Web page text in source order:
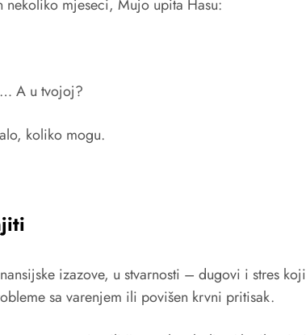
mjeseci, Mujo upita Hasu:
A u tvojoj?
koliko mogu.
izazove, u stvarnosti – dugovi i stres
sa varenjem ili povišen krvni pritisak.